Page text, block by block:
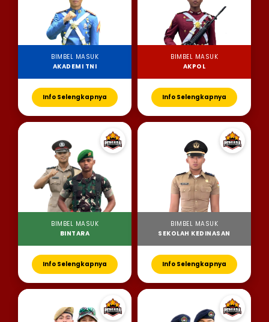
BIMBEL MASUK
AKADEMI TNI
Info Selengkapnya
BIMBEL MASUK
AKPOL
Info Selengkapnya
BIMBEL MASUK
BINTARA
Info Selengkapnya
BIMBEL MASUK
SEKOLAH KEDINASAN
Info Selengkapnya